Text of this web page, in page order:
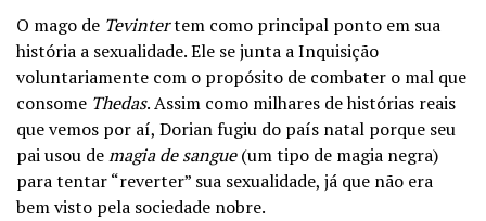
O mago de Tevintertem como principal ponto em sua
história a sexualidade. Ele se junta a Inquisição
voluntariamente com o propósito de combater o mal que
consome Thedas. Assim como milhares de histórias reais
que vemos por aí, Dorian fugiu do país natal porque seu
pai usou demagia de sangue(um tipo de magia negra)
para tentar “reverter” sua sexualidade, já que não era
bem visto pela sociedade nobre.